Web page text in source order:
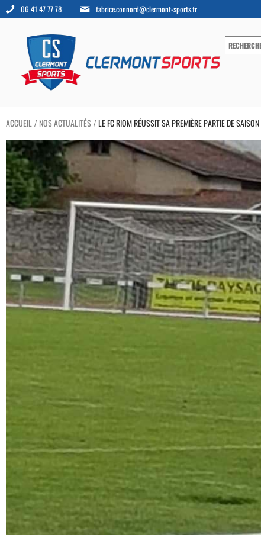
06 41 47 77 78 fabrice.connord@clermont-sports.fr
ACCUEIL / NOS ACTUALITÉS/LE FC RIOM RÉUSSIT SA PREMIÈRE PARTIE DE SAISON